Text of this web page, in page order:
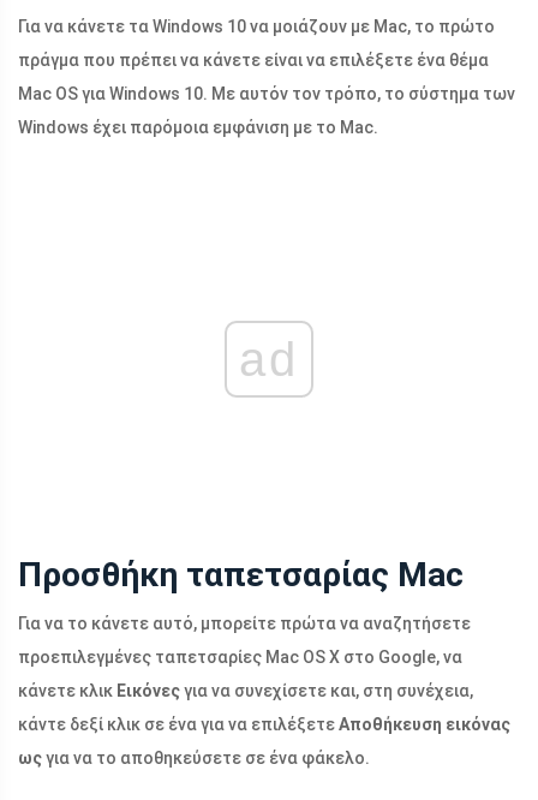
Για να κάνετε τα Windows 10 να μοιάζουν με Mac, το πρώτο
πράγμα που πρέπει να κάνετε είναι να επιλέξετε ένα θέμα
Mac OS για Windows 10. Με αυτόν τον τρόπο, το σύστημα των
Windows έχει παρόμοια εμφάνιση με το Mac.
ad
Προσθήκη ταπετσαρίας Mac
Για να το κάνετε αυτό, μπορείτε πρώτα να αναζητήσετε
προεπιλεγμένες ταπετσαρίες Mac OS X στο Google, να
κάνετε κλικ Εικόνεςγια να συνεχίσετε και, στη συνέχεια,
κάντε δεξί κλικ σε ένα για να επιλέξετεΑποθήκευση εικόνας
ωςγια να το αποθηκεύσετε σε ένα φάκελο.